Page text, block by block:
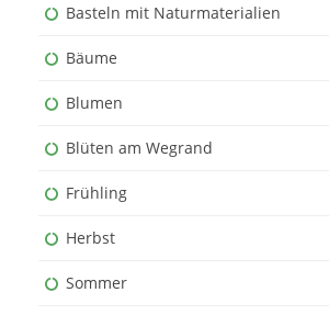
Basteln mit Naturmaterialien
Bäume
Blumen
Blüten am Wegrand
Frühling
Herbst
Sommer